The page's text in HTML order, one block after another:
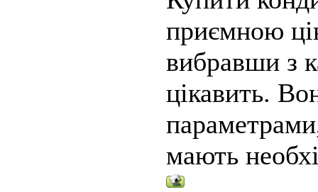
приємною
вибравши з
цікавить.
мають